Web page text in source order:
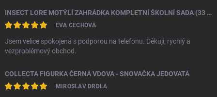
INSECT LORE MOTÝLÍ ZAHRÁDKA KOMPLETNÍ ŠKOLNÍ SADA (33 HOUSENEK)
EVA ČECHOVÁ
Jsem velice spokojená s podporou na telefonu. Děkuji, rychlý a
vezproblémový obchod.
COLLECTA FIGURKA ČERNÁ VDOVA - SNOVAČKA JEDOVATÁ
MIROSLAV DRDLA